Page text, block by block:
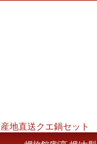
産地直送クエ鍋セット